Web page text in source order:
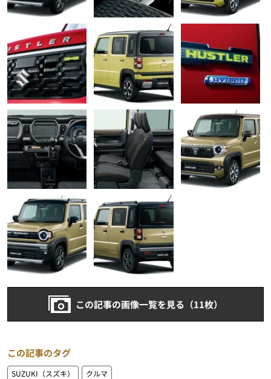
この記事の画像一覧を見る（11枚）
この記事のタグ
SUZUKI（スズキ） クルマ